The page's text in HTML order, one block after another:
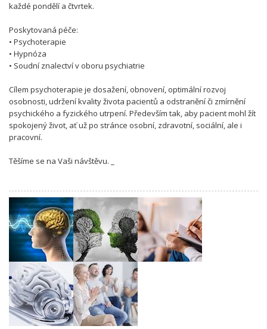
každé pondělí a čtvrtek.
Poskytovaná péče:
• Psychoterapie
• Hypnóza
• Soudní znalectví v oboru psychiatrie
Cílem psychoterapie je dosažení, obnovení, optimální rozvoj
osobnosti, udržení kvality života pacientů a odstranění či zmírnění
psychického a fyzického utrpení. Především tak, aby pacient mohl žít
spokojený život, ať už po stránce osobní, zdravotní, sociální, ale i
pracovní.
Těšíme se na Vaši návštěvu. _